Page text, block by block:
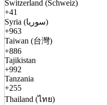
Switzerland (Schweiz)
+41
Syria (سوريا)
+963
Taiwan (台灣)
+886
Tajikistan
+992
Tanzania
+255
Thailand (ไทย)